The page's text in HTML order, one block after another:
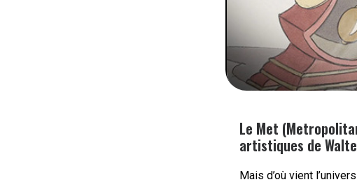
Le Met
artistiques de
Mais d’où vient